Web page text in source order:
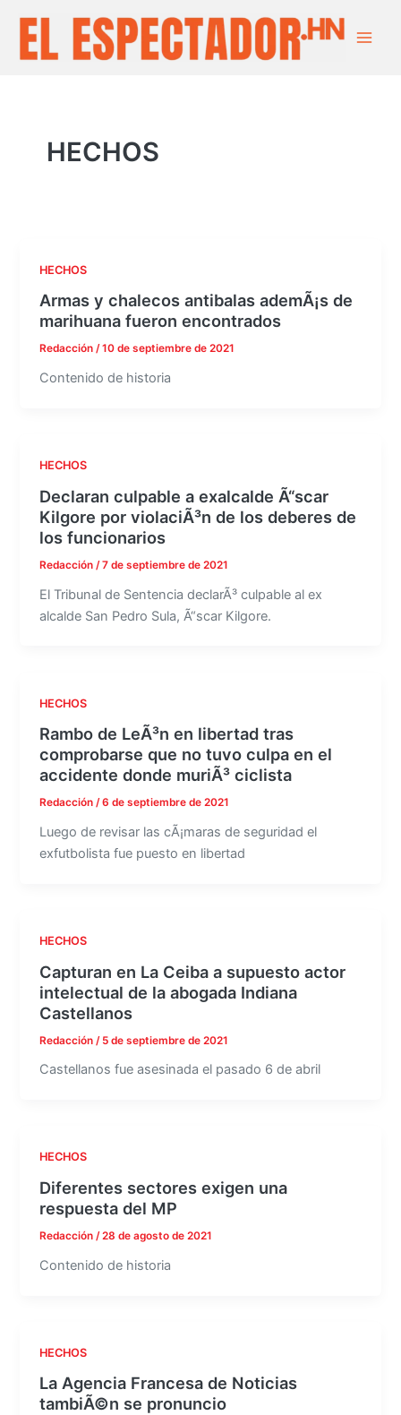
contenido
HECHOS
HECHOS
Armas y chalecos antibalas ademÃ¡s de
marihuana fueron encontrados
Redacción/10 de septiembre de 2021
Contenido de historia
HECHOS
Declaran culpable a exalcalde Ã“scar
Kilgore por violaciÃ³n de los deberes de
los funcionarios
Redacción /7 de septiembre de 2021
El Tribunal de Sentencia declarÃ³ culpable al ex
alcalde San Pedro Sula, Ã“scar Kilgore.
HECHOS
Rambo de LeÃ³n en libertad tras
comprobarse que no tuvo culpa en el
accidente donde muriÃ³ ciclista
Redacción/6 de septiembre de 2021
Luego de revisar las cÃ¡maras de seguridad el
exfutbolista fue puesto en libertad
HECHOS
Capturan en La Ceiba a supuesto actor
intelectual de la abogada Indiana
Castellanos
Redacción / 5 de septiembre de 2021
Castellanos fue asesinada el pasado 6 de abril
HECHOS
Diferentes sectores exigen una
respuesta del MP
Redacción/28 de agosto de 2021
Contenido de historia
HECHOS
La Agencia Francesa de Noticias
tambiÃ©n se pronuncio